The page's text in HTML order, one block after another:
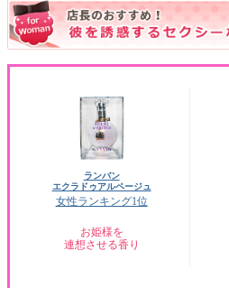
ランバン
エクラドゥアルページュ
女性ランキング1位
お姫様を
連想させる香り